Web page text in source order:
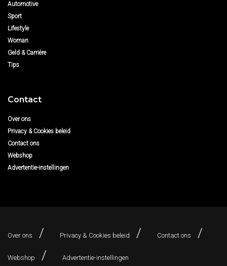
Automotive
Sport
Lifestyle
Woman
Geld & Carrière
Tips
Contact
Over ons
Privacy & Cookies beleid
Contact ons
Webshop
Advertentie-instellingen
Over ons Privacy & Cookies beleid Contact ons
Webshop Advertentie-instellingen